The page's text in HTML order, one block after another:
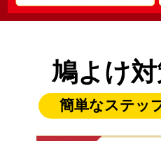
鳩よけ
簡単なステッ